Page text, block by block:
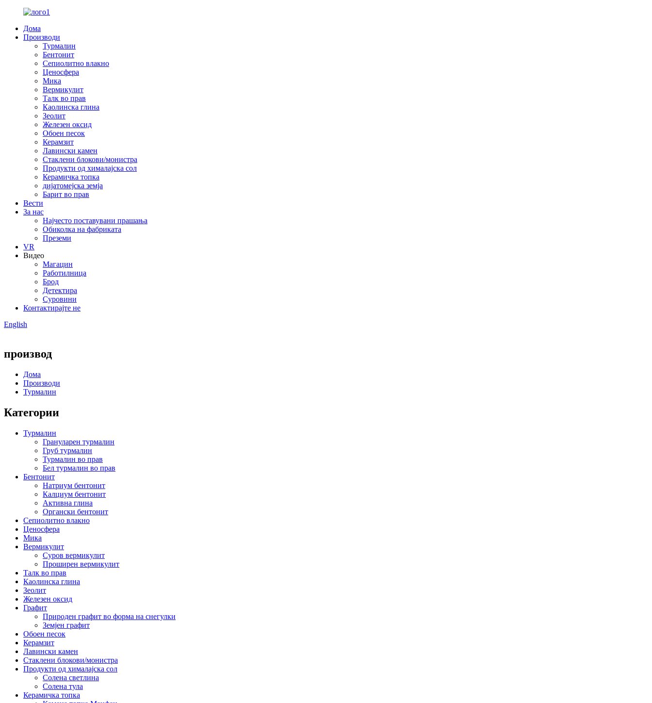
Дома
Производи
Турмалин
Бентонит
Сепиолитно влакно
Ценосфера
Мика
Вермикулит
Талк во прав
Каолинска глина
Зеолит
Железен оксид
Обоен песок
Керамзит
Лавински камен
Стаклени блокови/монистра
Продукти од хималајска сол
Керамичка топка
дијатомејска земја
Барит во прав
Вести
За нас
Најчесто поставувани прашања
Обиколка на фабриката
Преземи
VR
Видео
Магацин
Работилница
Брод
Детектира
Суровини
Контактирајте не
English
производ
Дома
Производи
Турмалин
Категории
Турмалин
Грануларен турмалин
Груб турмалин
Турмалин во прав
Бел турмалин во прав
Бентонит
Натриум бентонит
Калциум бентонит
Активна глина
Органски бентонит
Сепиолитно влакно
Ценосфера
Мика
Вермикулит
Суров вермикулит
Проширен вермикулит
Талк во прав
Каолинска глина
Зеолит
Железен оксид
Графит
Природен графит во форма на снегулки
Земјен графит
Обоен песок
Керамзит
Лавински камен
Стаклени блокови/монистра
Продукти од хималајска сол
Солена светлина
Солена тула
Керамичка топка